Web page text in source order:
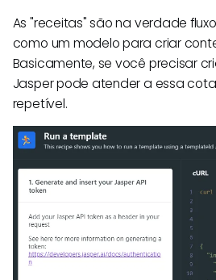
As "receitas" são na verdade
como um modelo para criar
Basicamente, se você precisar
Jasper pode atender a essa
repetível.